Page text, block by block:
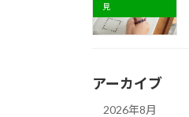
見
アーカイブ
2026年8月